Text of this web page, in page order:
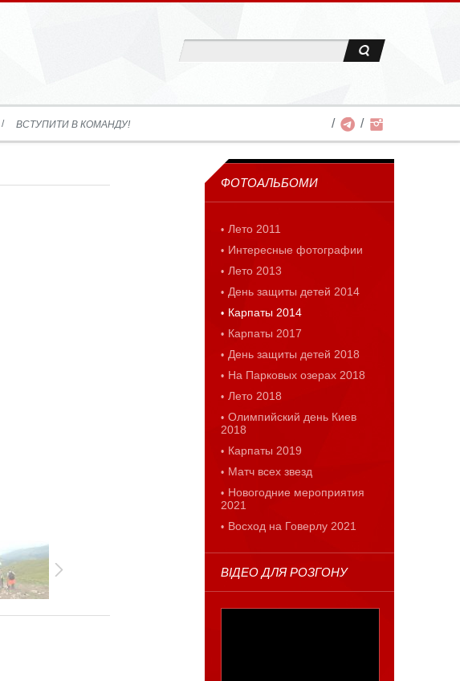
ВСТУПИТИ В КОМАНДУ!
ФОТОАЛЬБОМИ
Лето 2011
Интересные фотографии
Лето 2013
День защиты детей 2014
Карпаты 2014
Карпаты 2017
День защиты детей 2018
На Парковых озерах 2018
Лето 2018
Олимпийский день Киев
2018
Карпаты 2019
Матч всех звезд
Новогодние мероприятия
2021
Восход на Говерлу 2021
ВІДЕО ДЛЯ РОЗГОНУ